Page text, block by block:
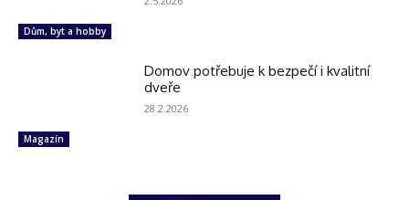
Dům, byt a hobby
Magazín
Domov potřebuje k bezpečí i kvalitní
dveře
28.2.2026